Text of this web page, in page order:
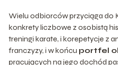
Wielu odbiorców przyciąga do
konkrety liczbowe z osobistą
treningi karate, i korepetycje z
franczyzy, i w końcu portfel
pracujących na jego dochód